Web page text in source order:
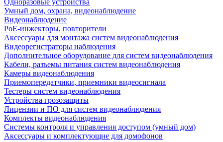
Одноразовые устройства
Умный дом, охрана, видеонаблюдение
Видеонаблюдение
PoE-инжекторы, повторители
Аксессуары для монтажа систем видеонаблюдения
Видеорегистраторы наблюдения
Дополнительное оборудование для систем видеонаблюдения
Кабели, разъемы питания систем видеонаблюдения
Камеры видеонаблюдения
Приемопередатчики, приемники видеосигнала
Тестеры систем видеонаблюдения
Устройства грозозащиты
Лицензии и ПО для систем видеонаблюдения
Комплекты видеонаблюдения
Системы контроля и управления доступом (умный дом)
Аксессуары и комплектующие для домофонов